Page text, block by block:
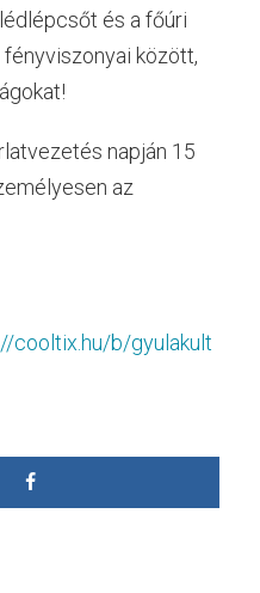
és a főúri
között,
napján 15
az
cooltix.hu/b/gyulakult